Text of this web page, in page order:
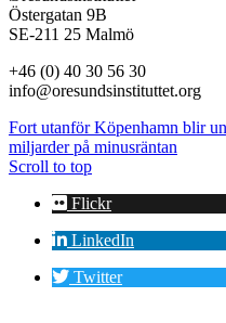
Östergatan 9B
SE-211 25 Malmö
+46 (0) 40 30 56 30
info@oresundsinstituttet.org
Fort utanför Köpenhamn blir
miljarder på minusräntan
Scroll to top
Flickr
LinkedIn
Twitter